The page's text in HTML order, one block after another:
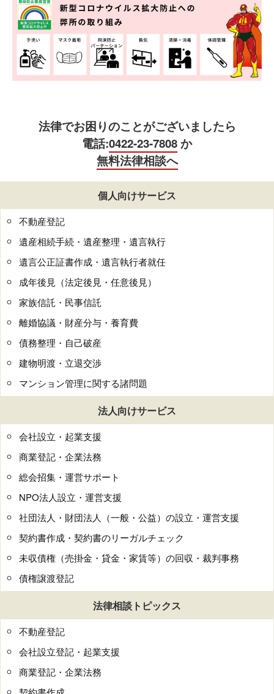
法律でお困りのことがございましたら
電話:0422-23-7808か
無料法律相談へ
個人向けサービス
不動産登記
遺産相続手続・遺産整理・遺言執行
遺言公正証書作成・遺言執行者就任
成年後見（法定後見・任意後見）
家族信託・民事信託
離婚協議・財産分与・養育費
債務整理・自己破産
建物明渡・立退交渉
マンション管理に関する諸問題
法人向けサービス
会社設立・起業支援
商業登記・企業法務
総会招集・運営サポート
NPO法人設立・運営支援
社団法人・財団法人（一般・公益）の設立・運営支援
契約書作成・契約書のリーガルチェック
未収債権（売掛金・貸金・家賃等）の回収・裁判事務
債権譲渡登記
法律相談トピックス
不動産登記
会社設立登記・起業支援
商業登記・企業法務